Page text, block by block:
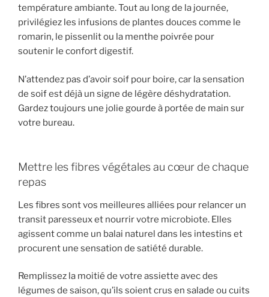
température ambiante. Tout au long de la journée,
privilégiez les infusions de plantes douces comme le
romarin, le pissenlit ou la menthe poivrée pour
soutenir le confort digestif.
N’attendez pas d’avoir soif pour boire, car la sensation
de soif est déjà un signe de légère déshydratation.
Gardez toujours une jolie gourde à portée de main sur
votre bureau.
Mettre les fibres végétales au cœur de chaque
repas
Les fibres sont vos meilleures alliées pour relancer un
transit paresseux et nourrir votre microbiote. Elles
agissent comme un balai naturel dans les intestins et
procurent une sensation de satiété durable.
Remplissez la moitié de votre assiette avec des
légumes de saison, qu’ils soient crus en salade ou cuits